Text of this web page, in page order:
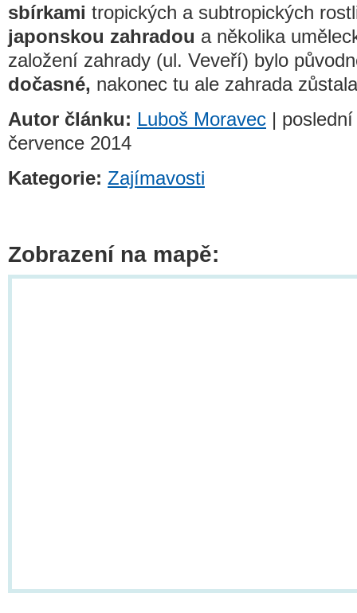
sbírkami tropických a subtropických
japonskou zahradou a několika
založení zahrady (ul. Veveří) bylo
dočasné, nakonec tu ale zahrada
Autor článku: Luboš Moravec |
července 2014
Kategorie: Zajímavosti
Zobrazení na mapě: